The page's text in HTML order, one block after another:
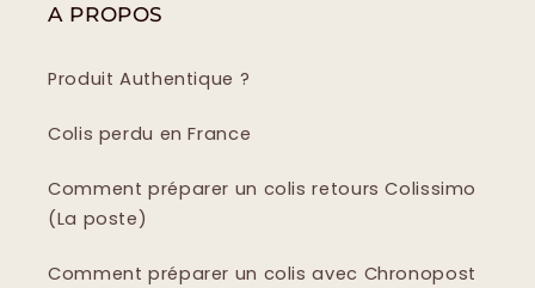
A PROPOS
Produit Authentique ?
Colis perdu en France
Comment préparer un colis retours Colissimo
(La poste)
Comment préparer un colis avec Chronopost